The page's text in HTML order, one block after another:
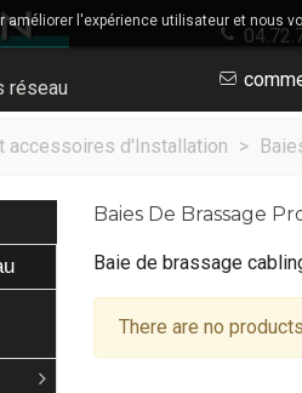
réseau
améliorer l'expérience utilisateur et nous
accessoires d'Installation >
Baies De Brassage
Baie de brassage
There are no